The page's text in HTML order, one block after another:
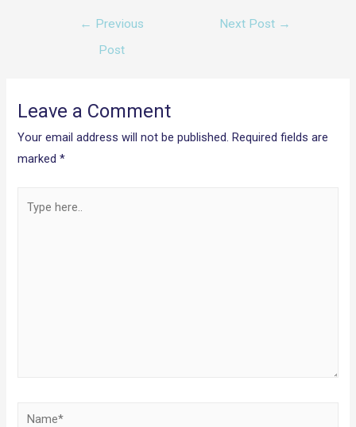
Post
navigation
← Previous
Post
Next Post →
Leave a Comment
Your email address will not be published. Required fields are
marked*
here..
Name*